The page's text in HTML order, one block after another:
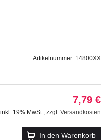
Artikelnummer: 14800XX
7,79 €
inkl. 19% MwSt., zzgl. Versandkosten
In den Warenkorb